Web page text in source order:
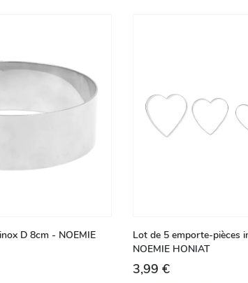
D 8cm - NOEMIE
Lot de 5 emporte-pièces
NOEMIE HONIAT
3,99 €